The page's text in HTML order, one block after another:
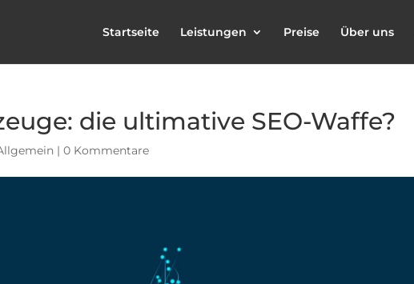
Startseite Leistungen Preise Über uns
die ultimative SEO-Waffe?
|0 Kommentare